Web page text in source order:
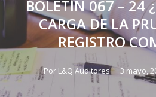
BOLETÍN 067 – 24
CARGA DE LA
REGISTRO
Por L&Q Auditores 3 mayo,